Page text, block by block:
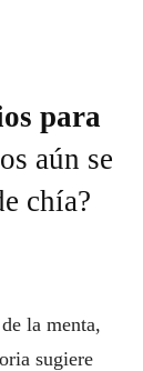
para
aún se
chía?
la menta,
sugiere